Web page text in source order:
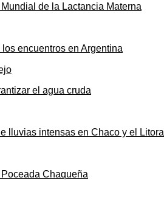
de la Lactancia Materna
encuentros en Argentina
el agua cruda
lluvias intensas en Chaco y el Litoral
Chaqueña